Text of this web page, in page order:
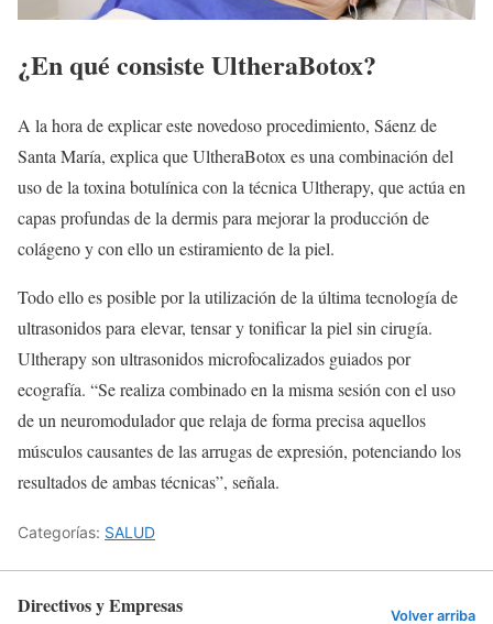
¿En qué consiste UltheraBotox?
A la hora de explicar este novedoso procedimiento, Sáenz de
Santa María, explica que UltheraBotox es una combinación del
uso de la toxina botulínica con la técnica Ultherapy, que actúa en
capas profundas de la dermis para mejorar la producción de
colágeno y con ello un estiramiento de la piel.
Todo ello es posible por la utilización de la última tecnología de
ultrasonidos para elevar, tensar y tonificar la piel sin cirugía.
Ultherapy son ultrasonidos microfocalizados guiados por
ecografía. “Se realiza combinado en la misma sesión con el uso
de un neuromodulador que relaja de forma precisa aquellos
músculos causantes de las arrugas de expresión, potenciando los
resultados de ambas técnicas”, señala.
Categorías: SALUD
Directivos y Empresas Volver arriba